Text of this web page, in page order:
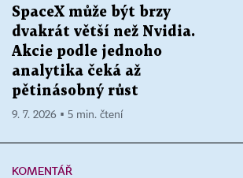
SpaceX může být brzy
dvakrát větší než Nvidia.
Akcie podle jednoho
analytika čeká až
pětinásobný růst
9. 7. 2026 ▪ 5 min. čtení
KOMENTÁŘ